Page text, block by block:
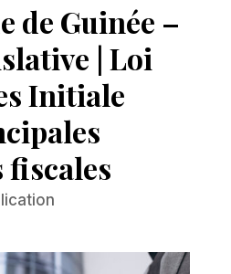
de Guinée –
| Loi
Initiale